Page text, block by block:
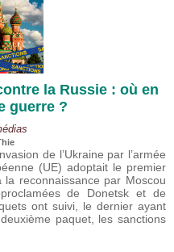
la Russie : où en
guerre ?
de l’Ukraine par l’armée
(UE) adoptait le premier
reconnaissance par Moscou
de Donetsk et de
ont suivi, le dernier ayant
paquet, les sanctions